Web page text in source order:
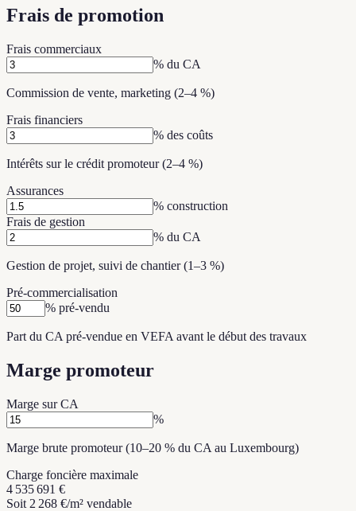
Frais de promotion
Frais commerciaux
% du CA
Commission de vente, marketing (2–4 %)
Frais financiers
% des coûts
Intérêts sur le crédit promoteur (2–4 %)
Assurances
% construction
Frais de gestion
% du CA
Gestion de projet, suivi de chantier (1–3 %)
Pré-commercialisation
% pré-vendu
Part du CA pré-vendue en VEFA avant le début des travaux
Marge promoteur
Marge sur CA
%
Marge brute promoteur (10–20 % du CA au Luxembourg)
Charge foncière maximale
4 535 691 €
Soit 2 268 €/m² vendable